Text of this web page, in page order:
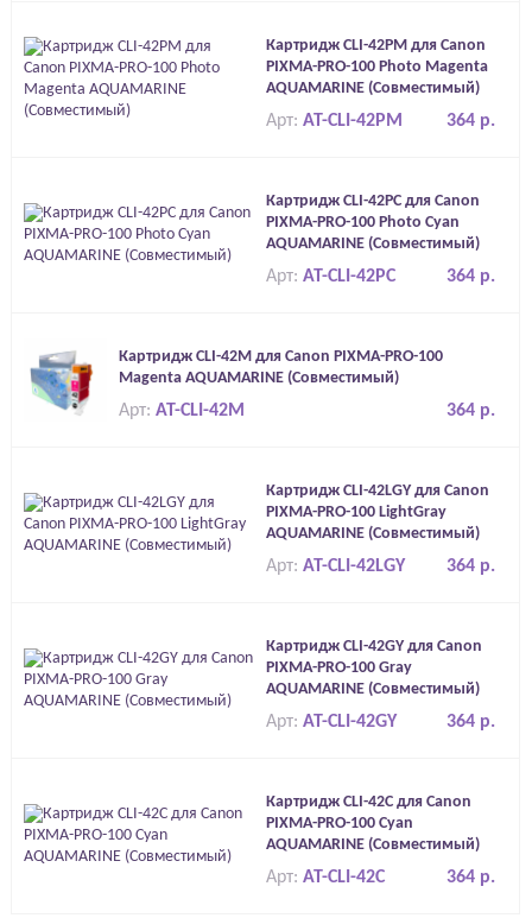
Картридж CLI-42PM для Canon
PIXMA-PRO-100 Photo Magenta
AQUAMARINE (Совместимый)
364 р.
Арт: AT-CLI-42PM
Картридж CLI-42PC для Canon
PIXMA-PRO-100 Photo Cyan
AQUAMARINE (Совместимый)
364 р.
Арт: AT-CLI-42PC
Картридж CLI-42M для Canon PIXMA-PRO-100
Magenta AQUAMARINE (Совместимый)
364 р.
Арт: AT-CLI-42M
Картридж CLI-42LGY для Canon
PIXMA-PRO-100 LightGray
AQUAMARINE (Совместимый)
364 р.
Арт:AT-CLI-42LGY
Картридж CLI-42GY для Canon
PIXMA-PRO-100 Gray
AQUAMARINE (Совместимый)
364 р.
Арт:AT-CLI-42GY
Картридж CLI-42C для Canon
PIXMA-PRO-100 Cyan
AQUAMARINE (Совместимый)
364 р.
Арт:AT-CLI-42C